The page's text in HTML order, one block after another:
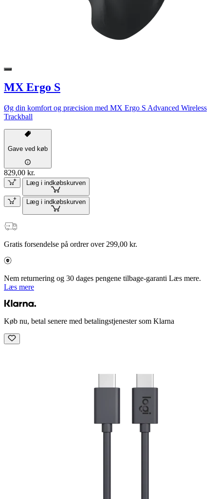
MX Ergo S
Øg din komfort og præcision med MX Ergo S Advanced Wireless
Trackball
Gave ved køb
829,00 kr.
Læg i indkøbskurven
Læg i indkøbskurven
Gratis forsendelse på ordrer over 299,00 kr.
Nem returnering og 30 dages pengene tilbage-garanti Læs mere.
Læs mere
Køb nu, betal senere med betalingstjenester som Klarna